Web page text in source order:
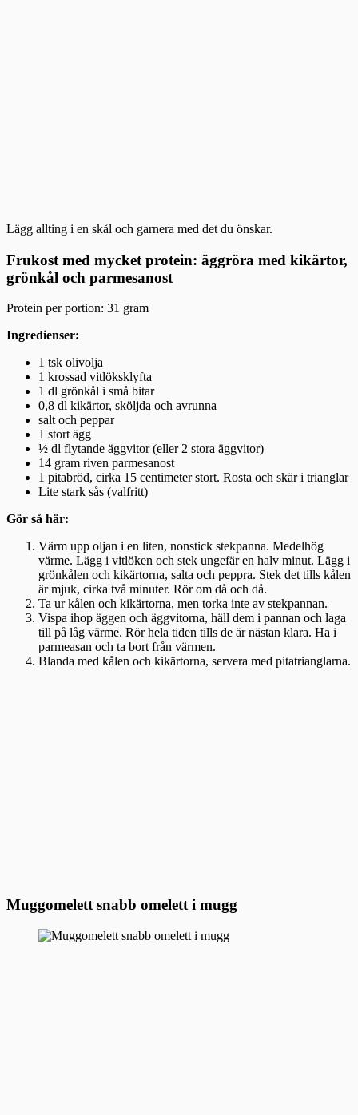
Lägg allting i en skål och garnera med det du önskar.
Frukost med mycket protein: äggröra med kikärtor,
grönkål och parmesanost
Protein per portion: 31 gram
Ingredienser:
1 tsk olivolja
1 krossad vitlöksklyfta
1 dl grönkål i små bitar
0,8 dl kikärtor, sköljda och avrunna
salt och peppar
1 stort ägg
½ dl flytande äggvitor (eller 2 stora äggvitor)
14 gram riven parmesanost
1 pitabröd, cirka 15 centimeter stort. Rosta och skär i trianglar
Lite stark sås (valfritt)
Gör så här:
Värm upp oljan i en liten, nonstick stekpanna. Medelhög
värme. Lägg i vitlöken och stek ungefär en halv minut. Lägg i
grönkålen och kikärtorna, salta och peppra. Stek det tills kålen
är mjuk, cirka två minuter. Rör om då och då.
Ta ur kålen och kikärtorna, men torka inte av stekpannan.
Vispa ihop äggen och äggvitorna, häll dem i pannan och laga
till på låg värme. Rör hela tiden tills de är nästan klara. Ha i
parmeasan och ta bort från värmen.
Blanda med kålen och kikärtorna, servera med pitatrianglarna.
Muggomelett snabb omelett i mugg